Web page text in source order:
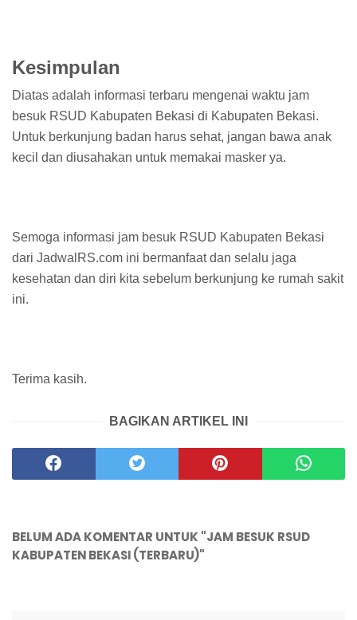
Kesimpulan
Diatas adalah informasi terbaru mengenai waktu jam
besuk RSUD Kabupaten Bekasi di Kabupaten Bekasi.
Untuk berkunjung badan harus sehat, jangan bawa anak
kecil dan diusahakan untuk memakai masker ya.
Semoga informasi jam besuk RSUD Kabupaten Bekasi
dari JadwalRS.com ini bermanfaat dan selalu jaga
kesehatan dan diri kita sebelum berkunjung ke rumah sakit
ini.
Terima kasih.
BAGIKAN ARTIKEL INI
BELUM ADA KOMENTAR UNTUK "JAM BESUK RSUD
KABUPATEN BEKASI (TERBARU)"